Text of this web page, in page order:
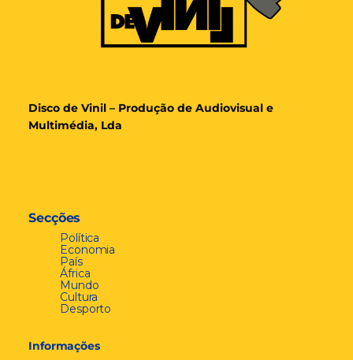
Disco de Vinil – Produção de Audiovisual e
Multimédia, Lda
Secções
Política
Economia
País
África
Mundo
Cultura
Desporto
Informações